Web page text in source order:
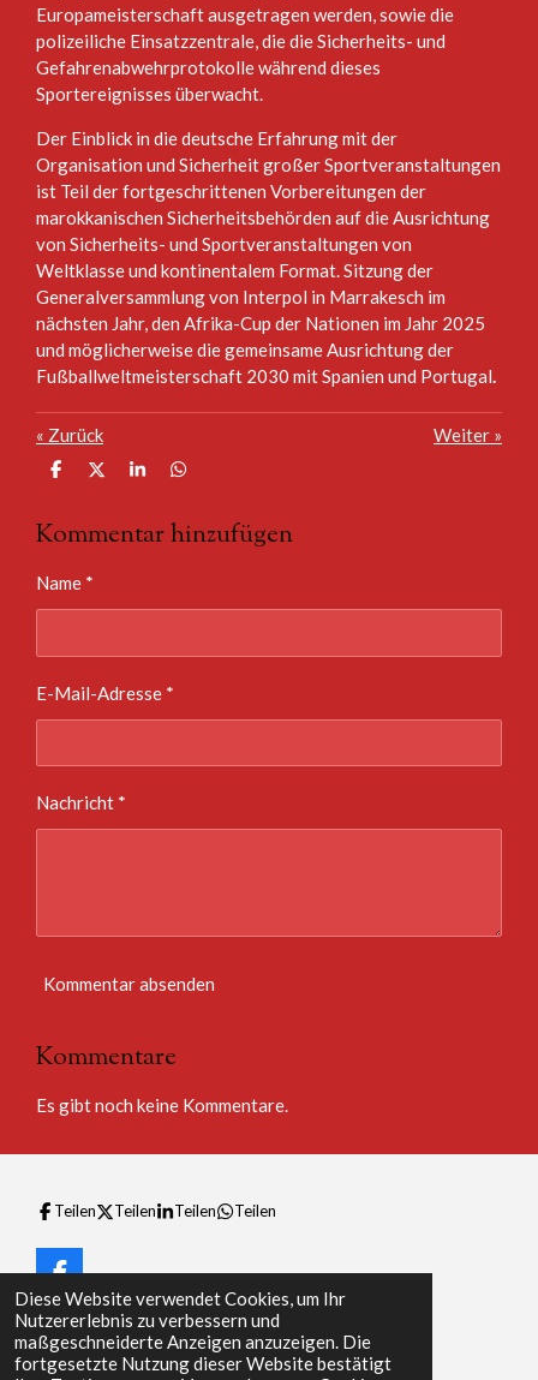
Diese Website verwendet Cookies, um Ihr
Nutzererlebnis zu verbessern und
maßgeschneiderte Anzeigen anzuzeigen. Die
fortgesetzte Nutzung dieser Website bestätigt
Europameisterschaft ausgetragen werden, sowie die
polizeiliche Einsatzzentrale, die die Sicherheits- und
Gefahrenabwehrprotokolle während dieses
Sportereignisses überwacht.
Der Einblick in die deutsche Erfahrung mit der
Organisation und Sicherheit großer Sportveranstaltungen
ist Teil der fortgeschrittenen Vorbereitungen der
marokkanischen Sicherheitsbehörden auf die Ausrichtung
von Sicherheits- und Sportveranstaltungen von
Weltklasse und kontinentalem Format. Sitzung der
Generalversammlung von Interpol in Marrakesch im
nächsten Jahr, den Afrika-Cup der Nationen im Jahr 2025
und möglicherweise die gemeinsame Ausrichtung der
Fußballweltmeisterschaft 2030 mit Spanien und Portugal.
« Zurück Weiter »
T
l
e
T
l
e
T
l
e
T
l
e
Kommentar hinzufügen
Name *
E-Mail-Adresse *
Nachricht *
Kommentar absenden
Kommentare
Es gibt noch keine Kommentare.
Teilen Teilen Teilen Teilen
F
a
c
e
b
© 2023 - 2026 Marokko Nachrichtenüberblick
Mit Unterstützung von Webador